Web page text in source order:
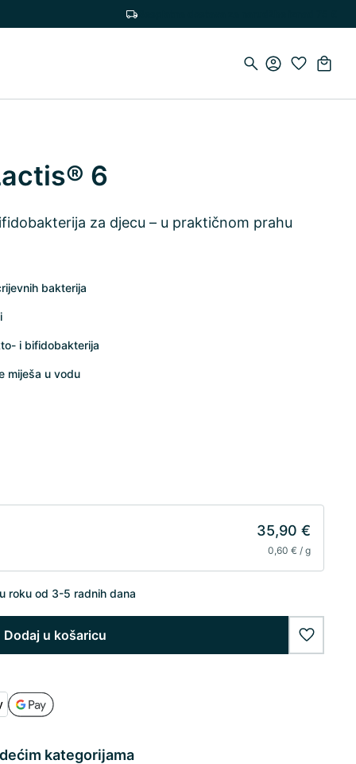
6
za djecu – u praktičnom prahu
bakterija
i bifidobakterija
miješa u vodu
35,90 €
0,60 € / g
roku od 3-5 radnih dana
Dodaj u košaricu
kategorijama